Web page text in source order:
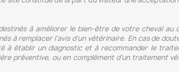
destinés à améliorer le bien-être de votre cheval
à remplacer l’avis d’un vétérinaire. En cas de
à établir un diagnostic et à recommander le
préventive, ou en complément d’un traitement